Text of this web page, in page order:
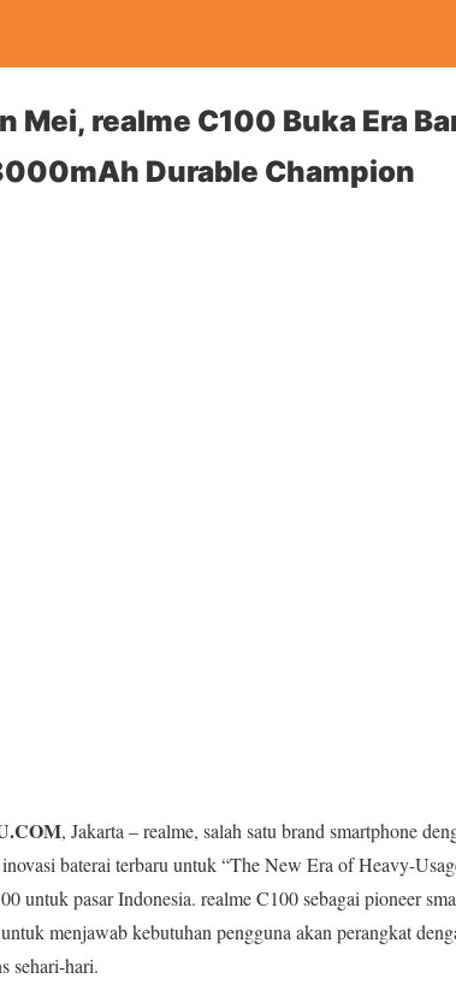
Mei, realme C100 Buka Era
Durable Champion
, Jakarta – realme, salah satu brand smartphone
baterai terbaru untuk “The New Era of Heavy-
untuk pasar Indonesia. realme C100 sebagai pioneer
menjawab kebutuhan pengguna akan perangkat
sehari-hari.